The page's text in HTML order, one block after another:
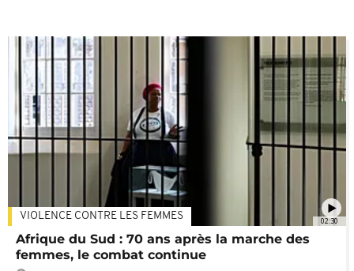
02:30
VIOLENCE CONTRE LES FEMMES
Afrique du Sud : 70 ans après la marche des
femmes, le combat continue